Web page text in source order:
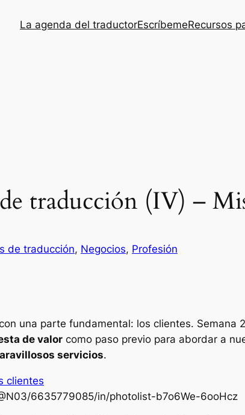
La agenda del traductorEscríbemeRecursos
traducción (IV) –
de traducción, Negocios, Profesión
una parte fundamental: los clientes. Semana 2
de valor como paso previo para abordar a
servicios.
6635779085/in/photolist-b7o6We-6ooHcz